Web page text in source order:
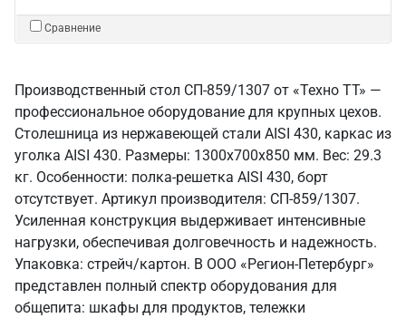
Сравнение
Производственный стол СП-859/1307 от «Техно ТТ» —
профессиональное оборудование для крупных цехов.
Столешница из нержавеющей стали AISI 430, каркас из
уголка AISI 430. Размеры: 1300x700x850 мм. Вес: 29.3
кг. Особенности: полка-решетка AISI 430, борт
отсутствует. Артикул производителя: СП-859/1307.
Усиленная конструкция выдерживает интенсивные
нагрузки, обеспечивая долговечность и надежность.
Упаковка: стрейч/картон. В ООО «Регион-Петербург»
представлен полный спектр оборудования для
общепита: шкафы для продуктов, тележки